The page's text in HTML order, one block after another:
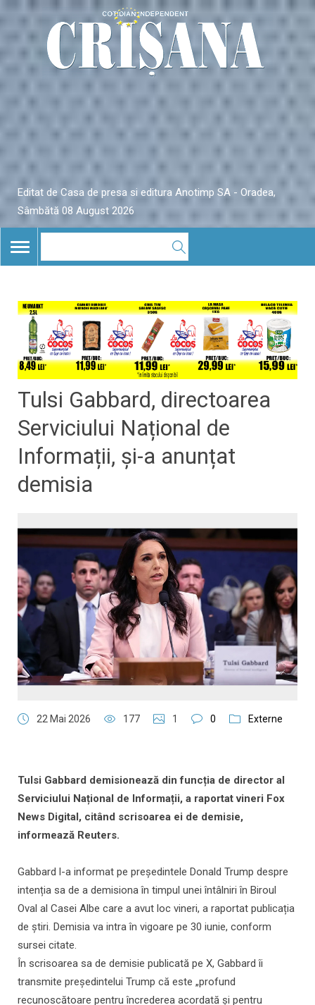
Editat de Casa de presa si editura Anotimp SA - Oradea,
Sâmbătă 08 August 2026
TOGGLE
NAVIGATION
Tulsi Gabbard, directoarea
Serviciului Național de
Informații, și-a anunțat
demisia
22 Mai 2026 177 1 0 Externe
Tulsi Gabbard demisionează din funcția de director al
Serviciului Național de Informații, a raportat vineri Fox
News Digital, citând scrisoarea ei de demisie,
informează Reuters.
Gabbard l-a informat pe președintele Donald Trump despre
intenția sa de a demisiona în timpul unei întâlniri în Biroul
Oval al Casei Albe care a avut loc vineri, a raportat publicația
de știri. Demisia va intra în vigoare pe 30 iunie, conform
sursei citate.
În scrisoarea sa de demisie publicată pe X, Gabbard îi
transmite președintelui Trump că este „profund
recunoscătoare pentru încrederea acordată și pentru